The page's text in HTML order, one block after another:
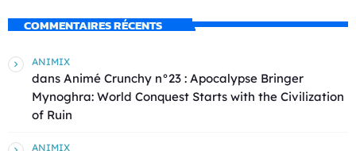
COMMENTAIRES RÉCENTS
ANIMIX
dans Animé Crunchy n°23 : Apocalypse Bringer
Mynoghra: World Conquest Starts with the Civilization
of Ruin
ANIMIX